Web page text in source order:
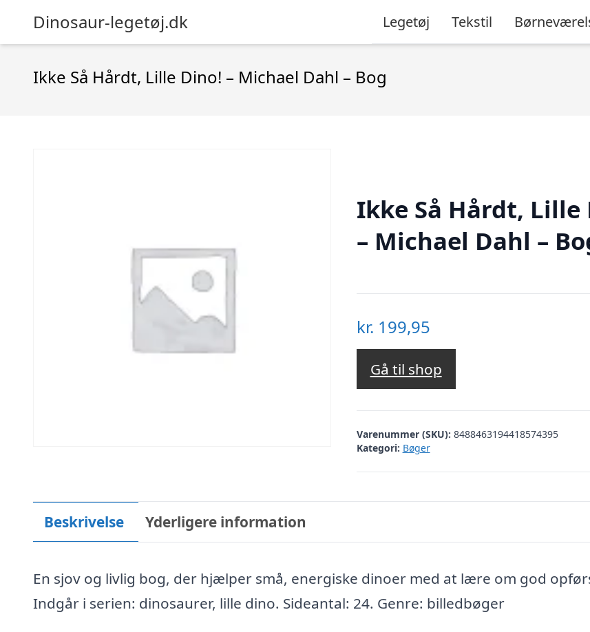
Dinosaur-legetøj.dk Legetøj Tekstil
Ikke Så Hårdt, Lille Dino! – Michael Dahl – Bog
Ikke Så Hårdt, Lille
– Michael Dahl –
kr. 199,95
Gå til shop
Varenummer (SKU): 8488463194418574395
Kategori: Bøger
Beskrivelse Yderligere information
En sjov og livlig bog, der hjælper små, energiske dinoer med at lære om god
Indgår i serien: dinosaurer, lille dino. Sideantal: 24. Genre: billedbøger